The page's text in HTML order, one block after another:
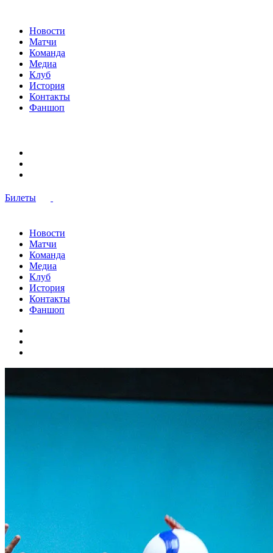
Новости
Матчи
Команда
Медиа
Клуб
История
Контакты
Фаншоп
Билеты
Новости
Матчи
Команда
Медиа
Клуб
История
Контакты
Фаншоп